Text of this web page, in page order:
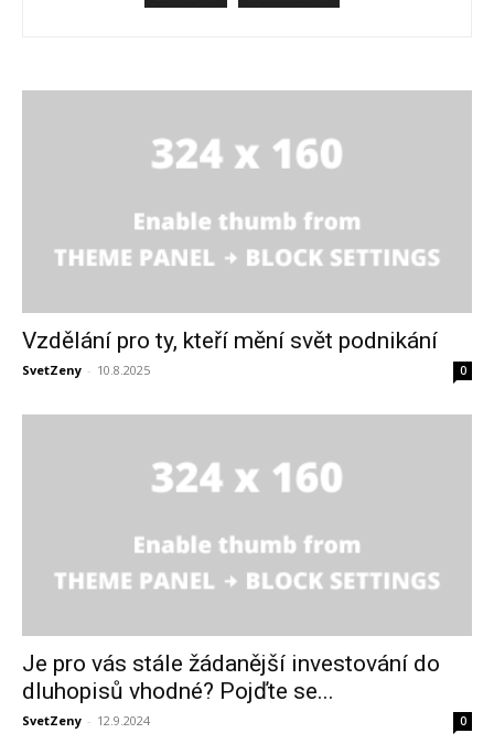
Vzdělání pro ty, kteří mění svět podnikání
SvetZeny - 10.8.2025 0
Je pro vás stále žádanější investování do
dluhopisů vhodné? Pojďte se...
SvetZeny - 12.9.2024 0